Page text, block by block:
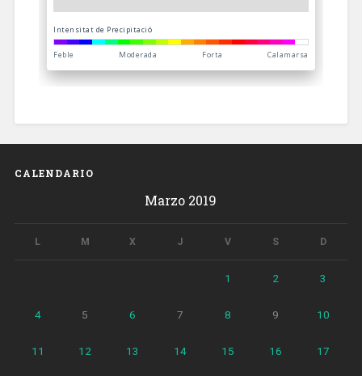
CALENDARIO
Marzo 2019
L M X J V S D
1 2 3
4 5 6 7 8 9 10
11 12 13 14 15 16 17